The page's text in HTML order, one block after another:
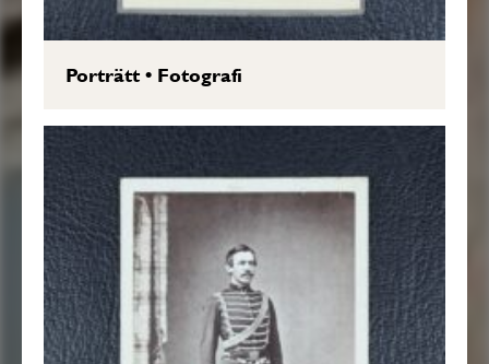
Porträtt• Fotografi